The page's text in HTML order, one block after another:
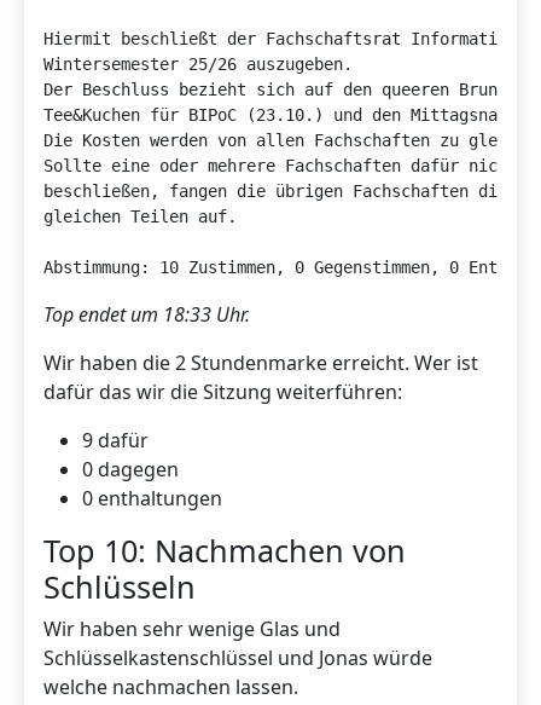
Hiermit beschließt der Fachschaftsrat Informatik,
Wintersemester 25/26 auszugeben.
Der Beschluss bezieht sich auf den queeren Brunch
Tee&Kuchen für BIPoC (23.10.) und den
Die Kosten werden von allen Fachschaften zu
Sollte eine oder mehrere Fachschaften dafür nicht
beschließen, fangen die übrigen Fachschaften die
gleichen Teilen auf.
Abstimmung: 10 Zustimmen, 0 Gegenstimmen, 0
Top endet um 18:33 Uhr.
Wir haben die 2 Stundenmarke erreicht. Wer ist
dafür das wir die Sitzung weiterführen:
9 dafür
0 dagegen
0 enthaltungen
Top 10: Nachmachen von
Schlüsseln
Wir haben sehr wenige Glas und
Schlüsselkastenschlüssel und Jonas würde
welche nachmachen lassen.